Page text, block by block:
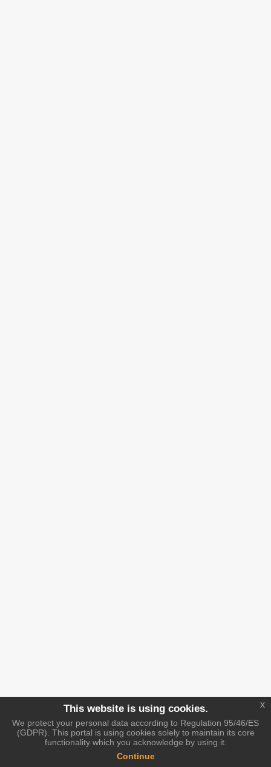
This website is using cookies.
We protect your personal data according to Regulation 95/46/ES
(GDPR). This portal is using cookies solely to maintain its core
functionality which you acknowledge by using it.
Continue
x